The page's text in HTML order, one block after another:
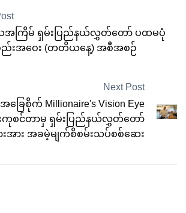
ကြိမ် ရှမ်းပြည်နယ်လွှတ်တော် ပထမပုံ
ည်းအဝေး (တတိယနေ့) အစီအစဉ်
Next Post
ြေစိုက် Millionaire's Vision Eye
ကုစင်တာမှ ရှမ်းပြည်နယ်လွှတ်တော်
အား အခမဲ့မျက်စိစမ်းသပ်စစ်ဆေး